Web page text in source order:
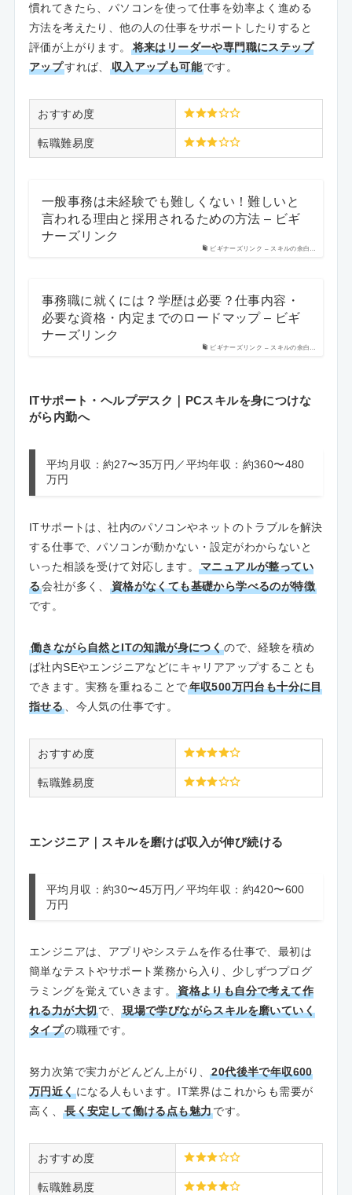
慣れてきたら、パソコンを使って仕事を効率よく進める
方法を考えたり、他の人の仕事をサポートしたりすると
評価が上がります。
将来はリーダーや専門職にステップ
アップすれば、 収入アップも可能です。
おすすめ度
転職難易度
ビギナーズリンク – スキルの余白…
一般事務は未経験でも難しくない！難しいと
言われる理由と採用されるための方法 – ビギ
ナーズリンク
ビギナーズリンク – スキルの余白…
事務職に就くには？学歴は必要？仕事内容・
必要な資格・内定までのロードマップ – ビギ
ナーズリンク
ITサポート・ヘルプデスク｜PCスキルを身につけな
がら内勤へ
平均月収：約27〜35万円／平均年収：約360〜480
万円
ITサポートは、社内のパソコンやネットのトラブルを解決
する仕事で、パソコンが動かない・設定がわからないと
いった相談を受けて対応します。
マニュアルが整ってい
る会社が多く、
資格がなくても基礎から学べるのが特徴
です。
働きながら自然とITの知識が身につくので、経験を積め
ば社内SEやエンジニアなどにキャリアアップすることも
できます。実務を重ねることで年収500万円台も十分に目
指せる
、今人気の仕事です。
おすすめ度
転職難易度
エンジニア｜スキルを磨けば収入が伸び続ける
平均月収：約30〜45万円／平均年収：約420〜600
万円
エンジニアは、アプリやシステムを作る仕事で、最初は
簡単なテストやサポート業務から入り、少しずつプログ
ラミングを覚えていきます。資格よりも自分で考えて作
れる力が大切で、現場で学びながらスキルを磨いていく
タイプの職種です。
努力次第で実力がどんどん上がり、20代後半で年収600
万円近くになる人もいます。IT業界はこれからも需要が
高く、長く安定して働ける点も魅力です。
おすすめ度
転職難易度